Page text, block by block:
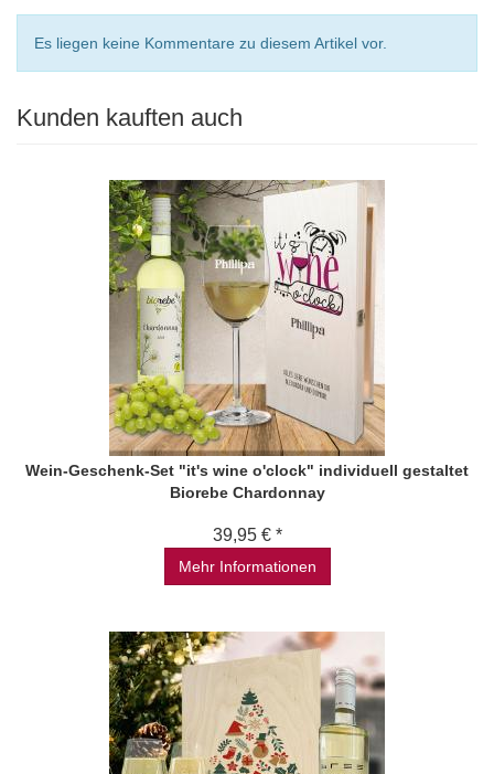
Es liegen keine Kommentare zu diesem Artikel vor.
Kunden kauften auch
Wein-Geschenk-Set "it's wine o'clock" individuell gestaltet
Biorebe Chardonnay
39,95 € *
Mehr Informationen